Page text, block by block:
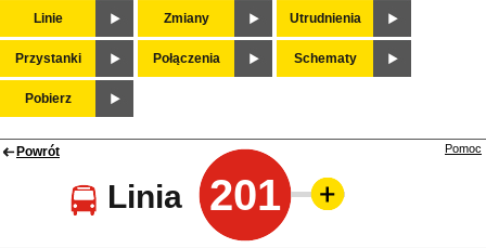
Linie Zmiany Utrudnienia
Przystanki Połączenia Schematy
Pobierz
Powrót
Linia 201
Pomoc